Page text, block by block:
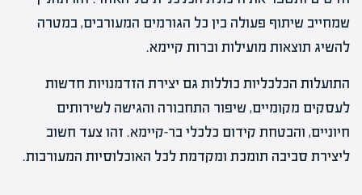
שמחייב שיתוף פעולה בין כל הגורמים המעורבים, במטרה
להשיג תוצאות מועילות וברות קיימא.
התועלות הכלכליות כוללות גם יצירת הזדמנויות חדשות
לעסקים מקומיים, שיפור התחבורה והגישה לשירותים
חיוניים, והבטחת קידום כלכלי בר-קיימא. זהו צעד חשוב
ליצירת סביבה תומכת ומקדמת לכל האוכלוסיות המעורבות.